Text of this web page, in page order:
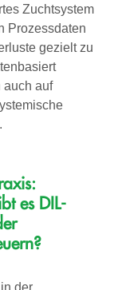
Zuchtsystem
Prozessdaten
gezielt zu
auch auf
es DIL-
der